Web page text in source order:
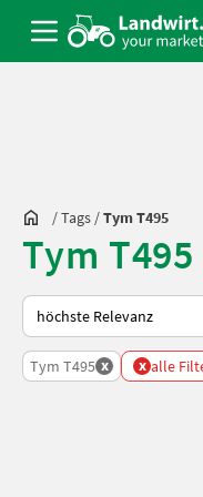
/Tags /Tym T495
Tym
So wird auf
Tym T495 x x alle